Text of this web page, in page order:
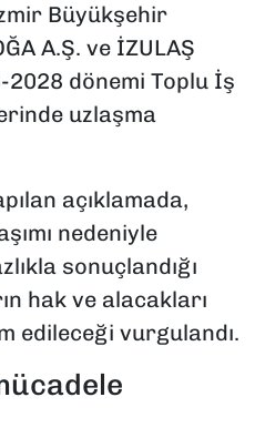
Büyükşehir
A.Ş. ve İZULAŞ
2028 dönemi Toplu İş
uzlaşma
açıklamada,
nedeniyle
sonuçlandığı
hak ve alacakları
edileceği vurgulandı.